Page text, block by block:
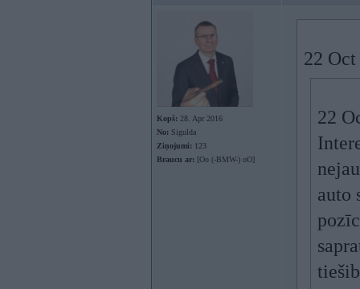
Kopš: 28. Apr 2016
No: Sigulda
Ziņojumi: 123
Braucu ar: [Oo (-BMW-) oO]
22
22
auto